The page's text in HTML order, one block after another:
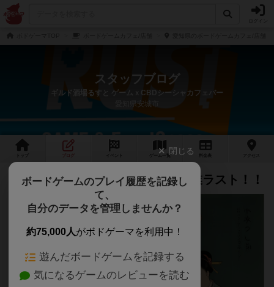
スタッフブログ
ギルド酒場るすと ゲームｘCBDシーシャカフェバー
愛知県安城市
ゲーム 一覧 料金 アクセス
【OPEN】ゴールデンウィーク営業ラスト！！
閉じる
ボードゲームのプレイ履歴を記録し
て、
自分のデータを管理しませんか？
約75,000人がボドゲーマを利用中！
遊んだボードゲームを記録する
気になるゲームのレビューを読む